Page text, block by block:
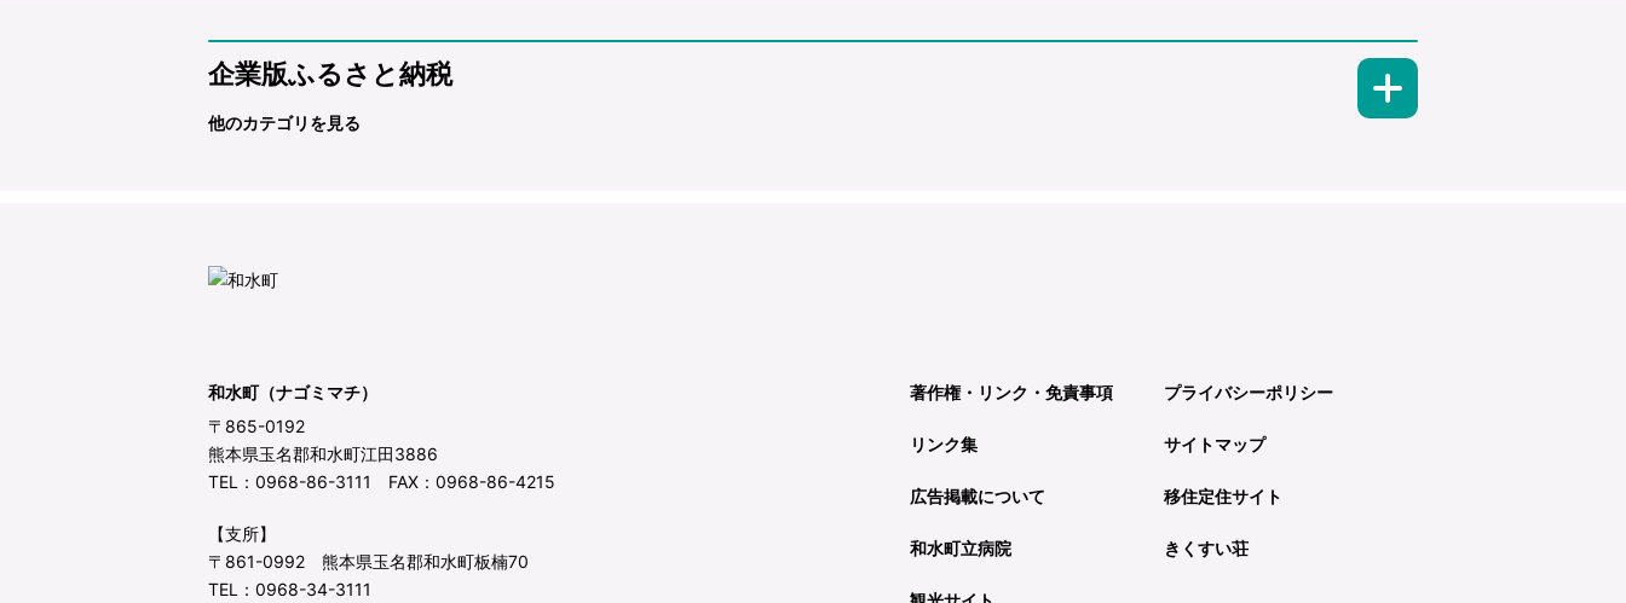
企業版ふるさと納税
他のカテゴリを見る
和水町（ナゴミマチ）
〒865-0192
熊本県玉名郡和水町江田3886
TEL：0968-86-3111 FAX：0968-86-4215
【支所】
〒861-0992 熊本県玉名郡和水町板楠70
TEL：0968-34-3111
著作権・リンク・免責事項 プライバシーポリシー
リンク集 サイトマップ
広告掲載について 移住定住サイト
和水町立病院 きくすい荘